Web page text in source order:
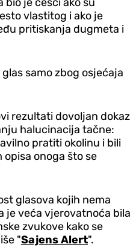
vlastitog i ako je
pritiskanja dugmeta i
samo zbog osjećaja
rezultati dovoljan dokaz
halucinacija tačne:
pratiti okolinu i bili
onoga što se
glasova kojih nema
je veća vjerovatnoća bila
zvukove kako se
"Sajens Alert".